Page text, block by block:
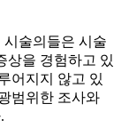
술의들은 시술
상을 경험하고 있
어지지 않고 있
범위한 조사와